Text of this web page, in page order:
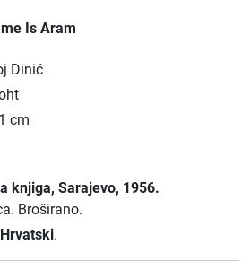
Is Aram
Dinić
cm
knjiga, Sarajevo, 1956.
Broširano.
Hrvatski.